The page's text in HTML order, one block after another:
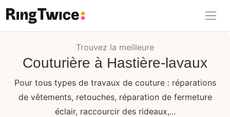
Ring Twice
Trouvez la meilleure
Couturière à Hastière-lavaux
Pour tous types de travaux de couture : réparations
de vêtements, retouches, réparation de fermeture
éclair, raccourcir des rideaux,...